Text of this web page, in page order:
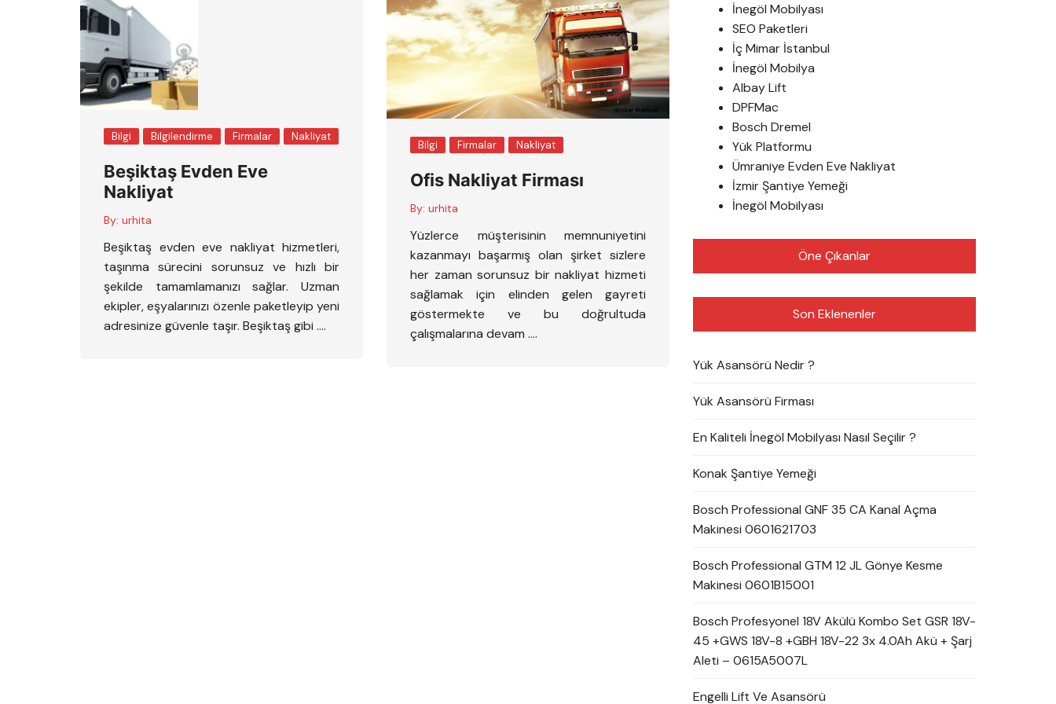
Bilgi Bilgilendirme Firmalar Nakliyat
Beşiktaş Evden Eve
Nakliyat
By: urhita
Beşiktaş evden eve nakliyat hizmetleri,
taşınma sürecini sorunsuz ve hızlı bir
şekilde tamamlamanızı sağlar. Uzman
ekipler, eşyalarınızı özenle paketleyip yeni
adresinize güvenle taşır. Beşiktaş gibi ….
Bilgi Firmalar Nakliyat
Ofis Nakliyat Firması
By: urhita
Yüzlerce müşterisinin memnuniyetini
kazanmayı başarmış olan şirket sizlere
her zaman sorunsuz bir nakliyat hizmeti
sağlamak için elinden gelen gayreti
göstermekte ve bu doğrultuda
çalışmalarına devam ….
İnegöl Mobilyası
SEO Paketleri
İç Mimar İstanbul
İnegöl Mobilya
Albay Lift
DPFMac
Bosch Dremel
Yük Platformu
Ümraniye Evden Eve Nakliyat
İzmir Şantiye Yemeği
İnegöl Mobilyası
Öne Çıkanlar
Son Eklenenler
Yük Asansörü Nedir ?
Yük Asansörü Firması
En Kaliteli İnegöl Mobilyası Nasıl Seçilir ?
Konak Şantiye Yemeği
Bosch Professional GNF 35 CA Kanal Açma
Makinesi 0601621703
Bosch Professional GTM 12 JL Gönye Kesme
Makinesi 0601B15001
Bosch Profesyonel 18V Akülü Kombo Set GSR 18V-
45 +GWS 18V-8 +GBH 18V-22 3x 4.0Ah Akü + Şarj
Aleti – 0615A5007L
Engelli Lift Ve Asansörü